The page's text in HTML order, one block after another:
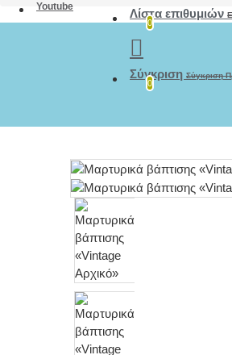
Youtube
Λίστα επιθυμιών
0
Σύγκριση Σύγκριση
0